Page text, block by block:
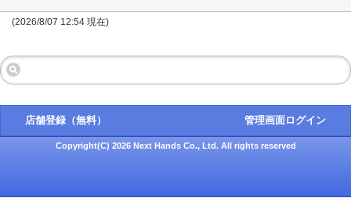
(2026/8/07 12:54 現在)
店舗登録（無料） 管理画面ログイン
Copyright(C) 2026 Next Hands Co., Ltd. All rights reserved